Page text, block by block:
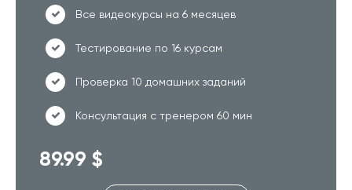
Все видеокурсы на 6 месяцев
Тестирование по 16 курсам
Проверка 10 домашних заданий
Консультация с тренером 60 мин
89.99 $